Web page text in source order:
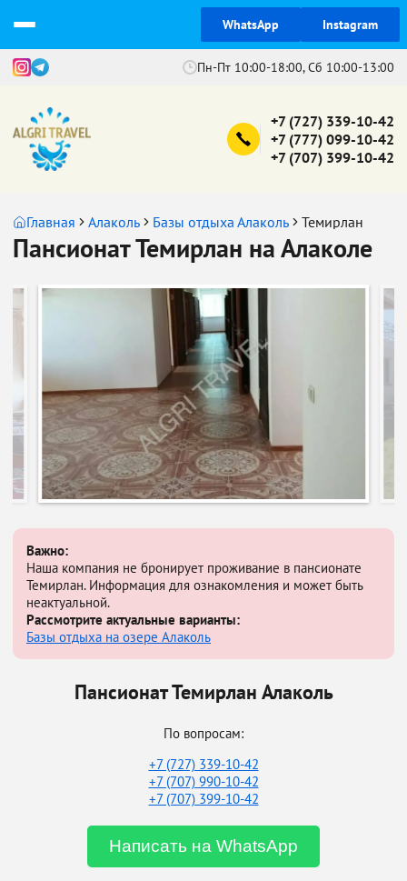
WhatsApp Instagram
Пн-Пт 10:00-18:00, Сб 10:00-13:00
+7 (727) 339-10-42
+7 (777) 099-10-42
+7 (707) 399-10-42
Главная Алаколь Базы отдыха Алаколь Темирлан
Пансионат Темирлан на Алаколе
Важно:
Наша компания не бронирует проживание в пансионате
Темирлан. Информация для ознакомления и может быть
неактуальной.
Рассмотрите актуальные варианты:
Базы отдыха на озере Алаколь
Пансионат Темирлан Алаколь
По вопросам:
+7 (727) 339-10-42
+7 (707) 990-10-42
+7 (707) 399-10-42
Написать на WhatsApp